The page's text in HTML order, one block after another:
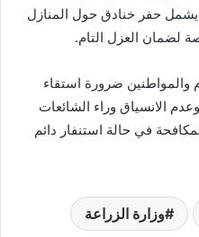
يشمل حفر خنادق حول المنازل
لضمان العزل التام.
والمواطنين ضرورة استقاء
الانسياق وراء الشائعات
في حالة استنفار دائم
وزارة الزراعة